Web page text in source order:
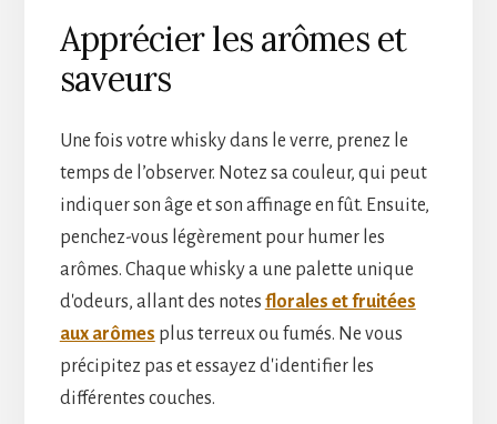
Apprécier les arômes et
saveurs
Une fois votre whisky dans le verre, prenez le
temps de l’observer. Notez sa couleur, qui peut
indiquer son âge et son affinage en fût. Ensuite,
penchez-vous légèrement pour humer les
arômes. Chaque whisky a une palette unique
d'odeurs, allant des notes florales et fruitées
aux arômes plus terreux ou fumés. Ne vous
précipitez pas et essayez d'identifier les
différentes couches.